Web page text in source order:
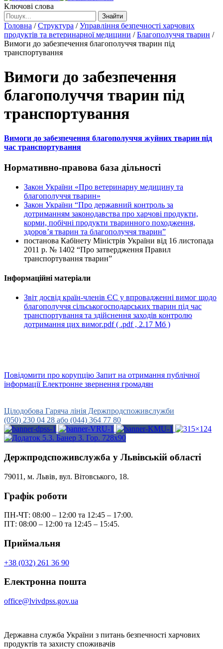
Ключові слова
Знайти
Головна /Структура /Управління безпечності харчових
продуктів та ветеринарної медицини /Благополуччя тварин /
Вимоги до забезпечення благополуччя тварин під
транспортування
Вимоги до забезпечення
благополуччя тварин під
транспортування
Вимоги до забезпечення благополуччя жуйних тварин під
час транспортування
Нормативно-правова база дільності
Закон України «Про ветеринарну медицину та
благополуччя тварин»
Закон України “Про державний контроль за
дотриманням законодавства про харчові продукти,
корми, побічні продукти тваринного походження,
здоров’я тварин та благополуччя тварин”
постанова Кабінету Міністрів України від 16 листопада
2011 р. № 1402 “Про затвердження Правил
транспортування тварин”
Інформаційні матеріали
Звіт досвід країн-членів ЄС у впровадженні вимог щодо
благополуччя сільськогосподарських тварин під час
транспортування та здійснення заходів контролю
дотримання цих вимог.pdf( .pdf , 2.17 Мб )
Повідомити про корупцію Запит на отримання публічної
інформаціїЕлектронне звернення громадян
Цілодобова Гаряча лінія Держпродспоживслужби
(050) 230 04 28 або (044) 364 77 80
Держпродспоживслужба у Львівській області
79011, м. Львів, вул. Вітовського, 18.
Графік роботи
ПН-ЧТ: 08:00 – 12:00 та 12:45 – 17:00.
ПТ: 08:00 – 12:00 та 12:45 – 15:45.
Приймальня
+38 (032) 261 36 90
Електронна пошта
office@lvivdpss.gov.ua
Державна служба України з питань безпечності харчових
продуктів та захисту споживачів